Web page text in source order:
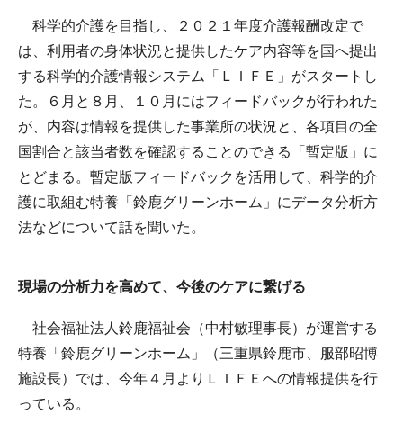
科学的介護を目指し、２０２１年度介護報酬改定で
は、利用者の身体状況と提供したケア内容等を国へ提出
する科学的介護情報システム「ＬＩＦＥ」がスタートし
た。６月と８月、１０月にはフィードバックが行われた
が、内容は情報を提供した事業所の状況と、各項目の全
国割合と該当者数を確認することのできる「暫定版」に
とどまる。暫定版フィードバックを活用して、科学的介
護に取組む特養「鈴鹿グリーンホーム」にデータ分析方
法などについて話を聞いた。
現場の分析力を高めて、今後のケアに繋げる
社会福祉法人鈴鹿福祉会（中村敏理事長）が運営する
特養「鈴鹿グリーンホーム」（三重県鈴鹿市、服部昭博
施設長）では、今年４月よりＬＩＦＥへの情報提供を行
っている。